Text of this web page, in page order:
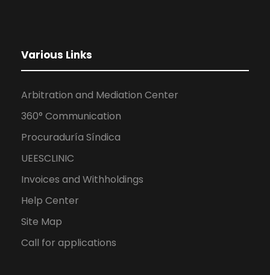
Various Links
Arbitration and Mediation Center
360° Communication
Procuraduría Síndica
UEESCLINIC
Invoices and Withholdings
Help Center
Site Map
Call for applications